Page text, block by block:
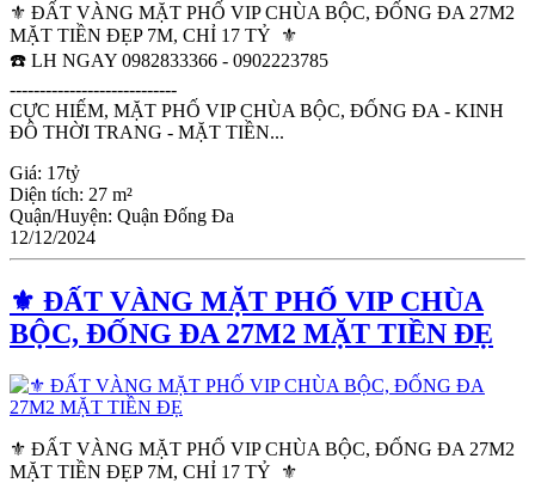
⚜️ ĐẤT VÀNG MẶT PHỐ VIP CHÙA BỘC, ĐỐNG ĐA 27M2
MẶT TIỀN ĐẸP 7M, CHỈ 17 TỶ ⚜️
☎️ LH NGAY 0982833366 - 0902223785
----------------------------
CỰC HIẾM, MẶT PHỐ VIP CHÙA BỘC, ĐỐNG ĐA - KINH
ĐÔ THỜI TRANG - MẶT TIỀN...
Giá: 17tỷ
Diện tích: 27 m²
Quận/Huyện: Quận Đống Đa
12/12/2024
⚜️ ĐẤT VÀNG MẶT PHỐ VIP CHÙA
BỘC, ĐỐNG ĐA 27M2 MẶT TIỀN ĐẸ
⚜️ ĐẤT VÀNG MẶT PHỐ VIP CHÙA BỘC, ĐỐNG ĐA 27M2
MẶT TIỀN ĐẸP 7M, CHỈ 17 TỶ ⚜️